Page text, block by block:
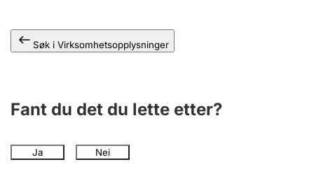
Søk i Virksomhetsopplysninger
Fant du det du lette etter?
Ja Nei